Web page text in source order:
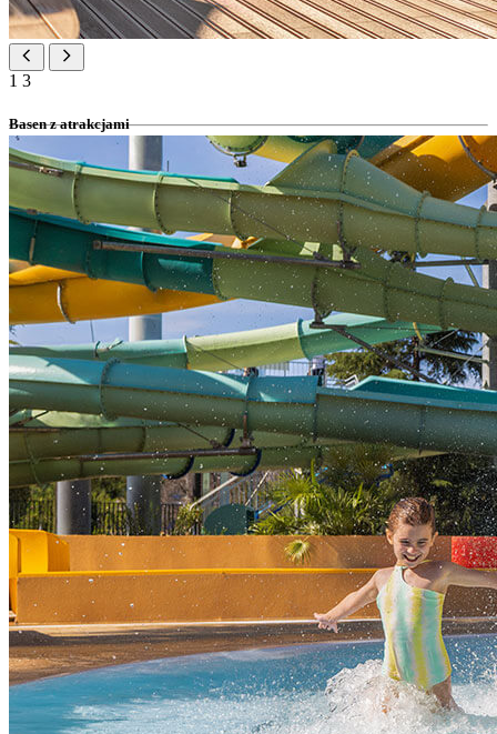
1 3
Basen z atrakcjami
basen z wodą morską
powierzchnia basenu: 440 m²
głębokość: 0,2–1,50 m
Basen rodzinny
basen z wodą słodką
powierzchnia basenu: 422 m²
głębokość: 135 cm
niepodgrzewany
Relaksujący basen
basen z wodą morską
powierzchnia basenu: 300 m²
głębokość: 1,30 m